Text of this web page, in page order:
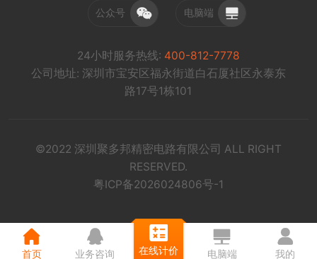
公众号 电脑端
24小时服务热线: 400-812-7778
公司地址: 深圳市宝安区福永街道白石厦社区永泰东
路17号1栋101
©2022 深圳聚多邦精密电路有限公司 ALL RIGHT
RESERVED.
粤ICP备2026024806号-1
首页 业务咨询 在线计价 电脑端 我的